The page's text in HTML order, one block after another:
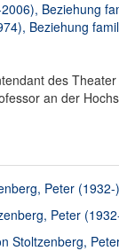
Beziehung
Beziehung
des
an der
Peter
Peter
Stoltzenberg,